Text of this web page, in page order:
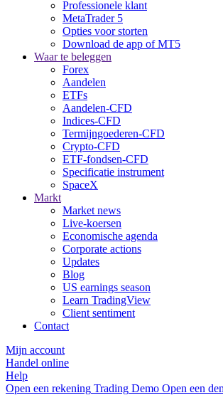
Professionele klant
MetaTrader 5
Opties voor storten
Download de app of MT5
Waar te beleggen
Forex
Aandelen
ETFs
Aandelen-CFD
Indices-CFD
Termijngoederen-CFD
Crypto-CFD
ETF-fondsen-CFD
Specificatie instrument
SpaceX
Markt
Market news
Live-koersen
Economische agenda
Corporate actions
Updates
Blog
US earnings season
Learn TradingView
Client sentiment
Contact
Mijn account
Handel online
Help
Open een rekening Trading Demo Open een